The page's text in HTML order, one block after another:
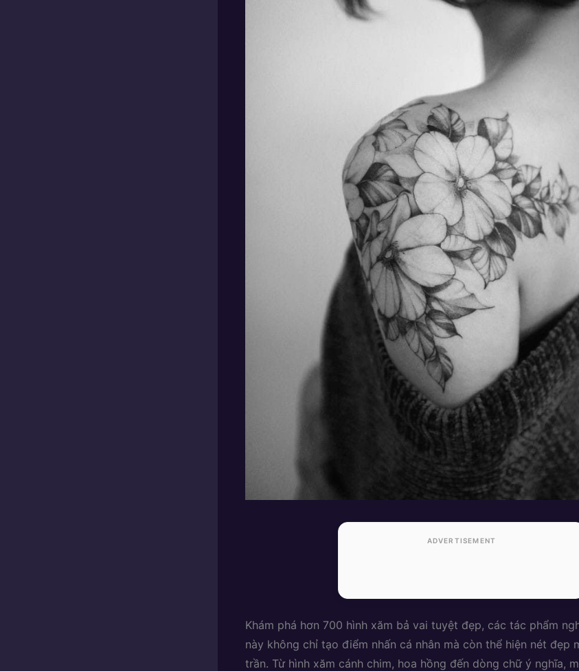
ADVERTISEMENT
Khám phá hơn 700 hình xăm bả vai tuyệt đẹp, các tác phẩm
này không chỉ tạo điểm nhấn cá nhân mà còn thể hiện nét đẹp
trần. Từ hình xăm cánh chim, hoa hồng đến dòng chữ ý nghĩa,